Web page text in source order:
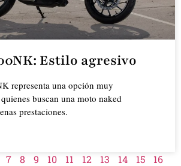
Estilo agresivo
representa una opción muy
buscan una moto naked
prestaciones.
7 8 9 10 11 12 13 14 15
16